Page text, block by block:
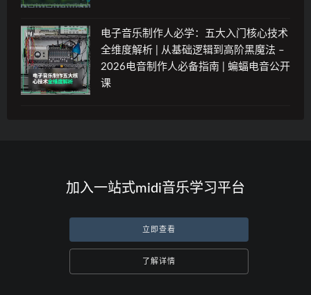
电子音乐制作人必学：五大入门核心技术
全维度解析 | 从基础逻辑到高阶黑魔法 –
2026电音制作人必备指南 | 蝙蝠电音公开
课
加入一站式midi音乐学习平台
立即查看
了解详情